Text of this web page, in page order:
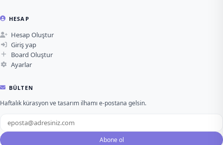
HESAP
Hesap Oluştur
Giriş yap
Board Oluştur
Ayarlar
BÜLTEN
Haftalık kürasyon ve tasarım ilhamı e-postana gelsin.
Abone ol